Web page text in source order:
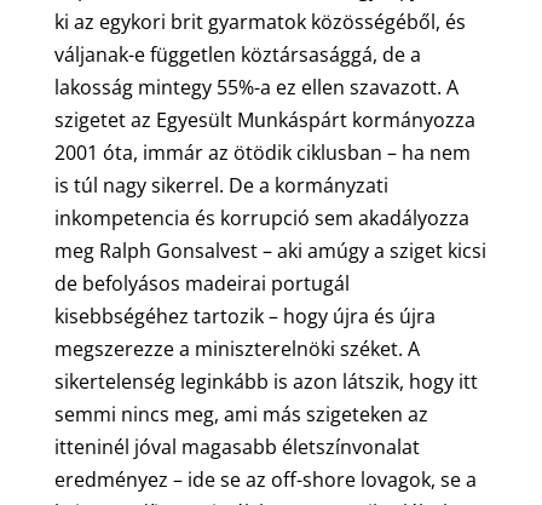
ki az egykori brit gyarmatok közösségéből, és
váljanak-e független köztársasággá, de a
lakosság mintegy 55%-a ez ellen szavazott. A
szigetet az Egyesült Munkáspárt kormányozza
2001 óta, immár az ötödik ciklusban – ha nem
is túl nagy sikerrel. De a kormányzati
inkompetencia és korrupció sem akadályozza
meg Ralph Gonsalvest – aki amúgy a sziget kicsi
de befolyásos madeirai portugál
kisebbségéhez tartozik – hogy újra és újra
megszerezze a miniszterelnöki széket. A
sikertelenség leginkább is azon látszik, hogy itt
semmi nincs meg, ami más szigeteken az
itteninél jóval magasabb életszínvonalat
eredményez – ide se az off-shore lovagok, se a